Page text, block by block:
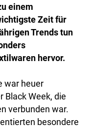
einem
Zeit für
Trends tun
hervor.
war heuer
Black Week, die
verbunden war.
besondere